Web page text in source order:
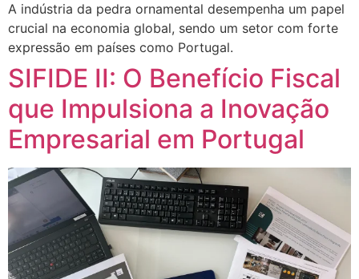
A indústria da pedra ornamental desempenha um papel
crucial na economia global, sendo um setor com forte
expressão em países como Portugal.
SIFIDE II: O Benefício Fiscal
que Impulsiona a Inovação
Empresarial em Portugal